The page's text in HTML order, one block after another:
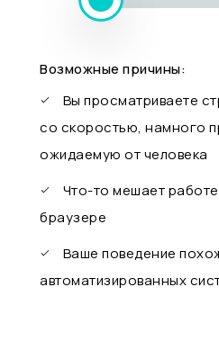
Возможные причины:
Вы просматриваете
со скоростью, намного
ожидаемую от человека
Что-то мешает
браузере
Ваше поведение
автоматизированных